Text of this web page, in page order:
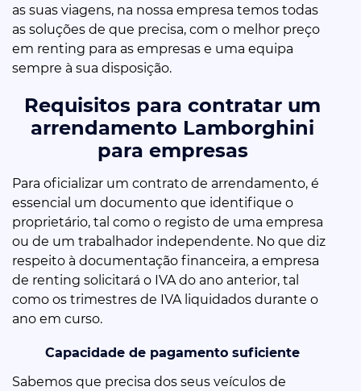
as suas viagens, na nossa empresa temos todas
as soluções de que precisa, com o melhor preço
em renting para as empresas e uma equipa
sempre à sua disposição.
Requisitos para contratar um
arrendamento Lamborghini
para empresas
Para oficializar um contrato de arrendamento, é
essencial um documento que identifique o
proprietário, tal como o registo de uma empresa
ou de um trabalhador independente. No que diz
respeito à documentação financeira, a empresa
de renting solicitará o IVA do ano anterior, tal
como os trimestres de IVA liquidados durante o
ano em curso.
Capacidade de pagamento suficiente
Sabemos que precisa dos seus veículos de